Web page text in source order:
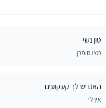
טון נשי
מצו סופרן
האם יש לך קעקועים
אין לי